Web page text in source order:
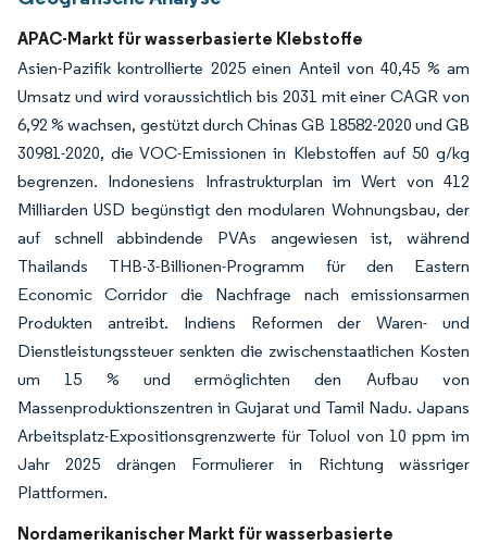
APAC-Markt für wasserbasierte Klebstoffe
Asien-Pazifik kontrollierte 2025 einen Anteil von 40,45 % am
Umsatz und wird voraussichtlich bis 2031 mit einer CAGR von
6,92 % wachsen, gestützt durch Chinas GB 18582-2020 und GB
30981-2020, die VOC-Emissionen in Klebstoffen auf 50 g/kg
begrenzen. Indonesiens Infrastrukturplan im Wert von 412
Milliarden USD begünstigt den modularen Wohnungsbau, der
auf schnell abbindende PVAs angewiesen ist, während
Thailands THB-3-Billionen-Programm für den Eastern
Economic Corridor die Nachfrage nach emissionsarmen
Produkten antreibt. Indiens Reformen der Waren- und
Dienstleistungssteuer senkten die zwischenstaatlichen Kosten
um 15 % und ermöglichten den Aufbau von
Massenproduktionszentren in Gujarat und Tamil Nadu. Japans
Arbeitsplatz-Expositionsgrenzwerte für Toluol von 10 ppm im
Jahr 2025 drängen Formulierer in Richtung wässriger
Plattformen.
Nordamerikanischer Markt für wasserbasierte